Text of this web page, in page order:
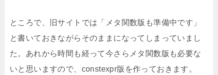
ところで、旧サイトでは「メタ関数版も準備中です」
と書いておきながらそのままになってしまっていまし
た。あれから時間も経って今さらメタ関数版も必要な
いと思いますので、constexpr版を作っておきます。